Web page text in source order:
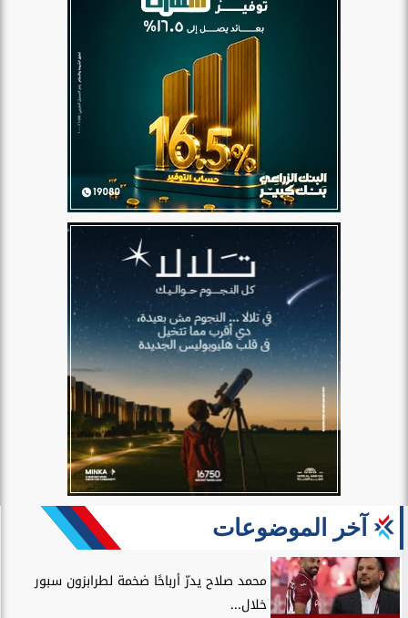
آخر الموضوعات
محمد صلاح يدرّ أرباحًا ضخمة لطرابزون سبور
خلال...